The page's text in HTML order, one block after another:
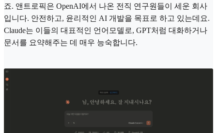
죠. 앤트로픽은 OpenAI에서 나온 전직 연구원들이 세운 회사
입니다. 안전하고, 윤리적인 AI 개발을 목표로 하고 있는데요.
Claude는 이들의 대표적인 언어모델로, GPT처럼 대화하거나
문서를 요약해주는 데 매우 능숙합니다.